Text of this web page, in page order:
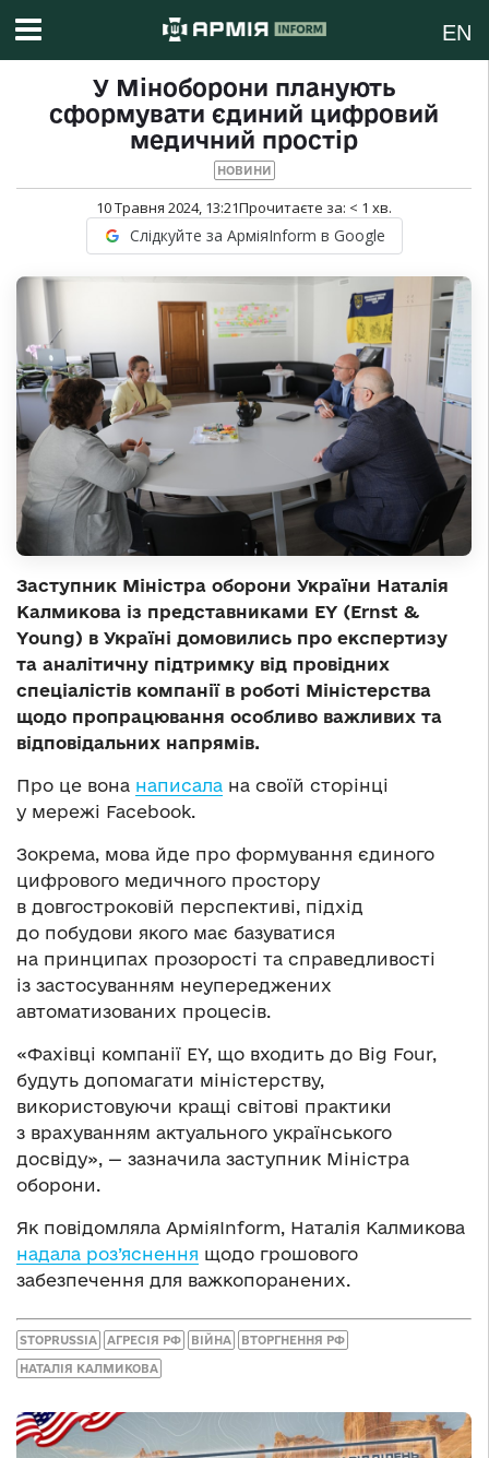
EN
У Міноборони планують
сформувати єдиний цифровий
медичний простір
НОВИНИ
10 Травня 2024, 13:21Прочитаєте за: < 1 хв.
Слідкуйте за АрміяInform в Google
Заступник Міністра оборони України Наталія
Калмикова із представниками EY (Ernst &
Young) в Україні домовились про експертизу
та аналітичну підтримку від провідних
спеціалістів компанії в роботі Міністерства
щодо пропрацювання особливо важливих та
відповідальних напрямів.
Про це вона написала на своїй сторінці
у мережі Facebook.
Зокрема, мова йде про формування єдиного
цифрового медичного простору
в довгостроковій перспективі, підхід
до побудови якого має базуватися
на принципах прозорості та справедливості
із застосуванням неупереджених
автоматизованих процесів.
«Фахівці компанії EY, що входить до Big Four,
будуть допомагати міністерству,
використовуючи кращі світові практики
з врахуванням актуального українського
досвіду», — зазначила заступник Міністра
оборони.
Як повідомляла АрміяInform, Наталія Калмикова
надала роз’яснення щодо грошового
забезпечення для важкопоранених.
STOPRUSSIA АГРЕСІЯ РФ ВІЙНА ВТОРГНЕННЯ РФ
НАТАЛІЯ КАЛМИКОВА